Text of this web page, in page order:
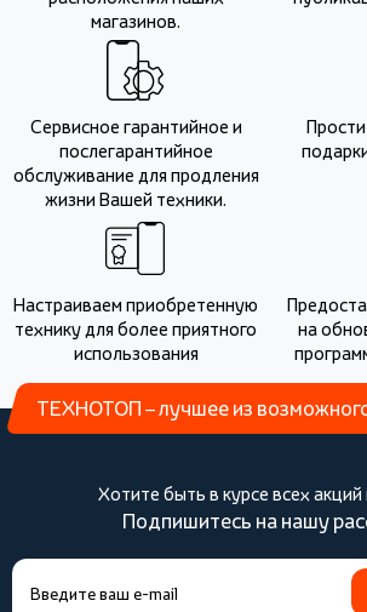
магазинов.
Сервисное гарантийное и
послегарантийное
обслуживание для продления
жизни Вашей техники.
Настраиваем приобретенную
технику для более приятного
использования
на
ТЕХНОТОП – лучшее из
Хотите быть в курсе всех акций
Подпишитесь на нашу